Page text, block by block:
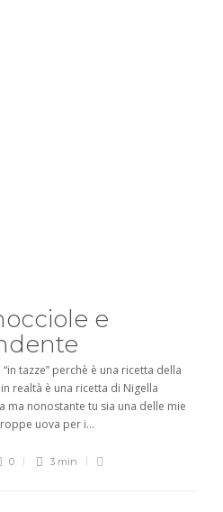
e
tazze” perchè è una ricetta della
realtà è una ricetta di Nigella
ma nonostante tu sia una delle mie
uova per i...
0 3 min